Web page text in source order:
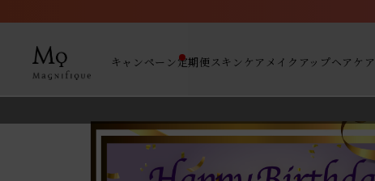
キャンペーン 定期便 スキンケア メイクアップヘアケア